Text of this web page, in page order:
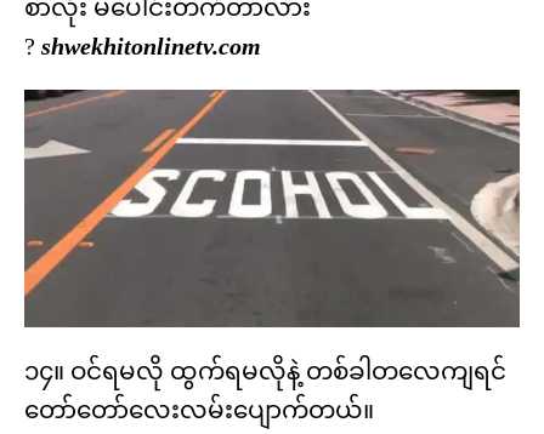
စာလုံး မပေါင်းတက်တာလား
? shwekhitonlinetv.com
၁၄။ ဝင်ရမလို ထွက်ရမလိုနဲ့ တစ်ခါတလေကျရင်
တော်တော်လေးလမ်းပျောက်တယ်။